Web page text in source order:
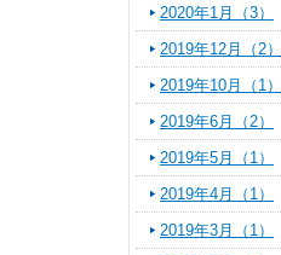
2020年1月（3）
2019年12月（2）
2019年10月（1）
2019年6月（2）
2019年5月（1）
2019年4月（1）
2019年3月（1）